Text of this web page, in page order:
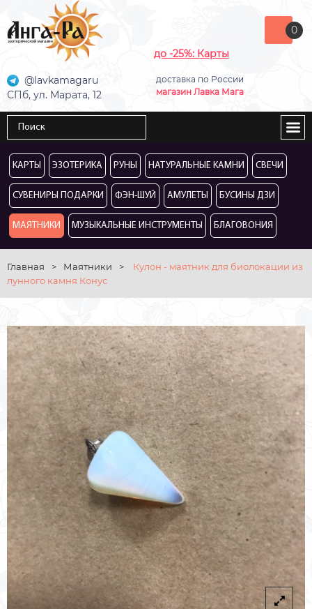
до -25%: Карты
доставка по России
магазин Лавка Мага
@lavkamagaru
СПб, ул. Марата, 12
0
КАРТЫ ЭЗОТЕРИКА РУНЫ НАТУРАЛЬНЫЕ КАМНИ СВЕЧИ
СУВЕНИРЫ ПОДАРКИ ФЭН-ШУЙ АМУЛЕТЫ БУСИНЫ ДЗИ
МАЯТНИКИ МУЗЫКАЛЬНЫЕ ИНСТРУМЕНТЫ БЛАГОВОНИЯ
Главная > Маятники >
Кулон - маятник для биолокации из
лунного камня Конус